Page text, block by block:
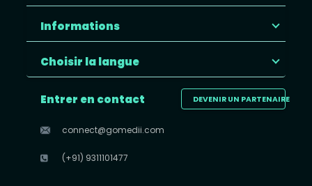
Informations
Choisir la langue
DEVENIR UN PARTENAIRE
Entrer en contact
connect@gomedii.com
(+91) 9311101477